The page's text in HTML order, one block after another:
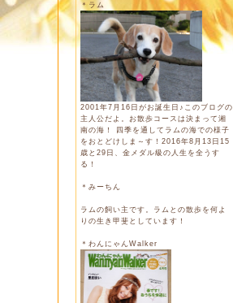
＊ラム
2001年7月16日がお誕生日♪このブログの
主人公だよ。お散歩コースは決まって湘
南の海！ 四季を通してラムの海での様子
をおとどけしま～す！2016年8月13日15
歳と29日、金メダル級の人生を全うす
る！
＊みーちん
ラムの飼い主です。ラムとの散歩を何よ
りの生き甲斐としています！
＊わんにゃんWalker